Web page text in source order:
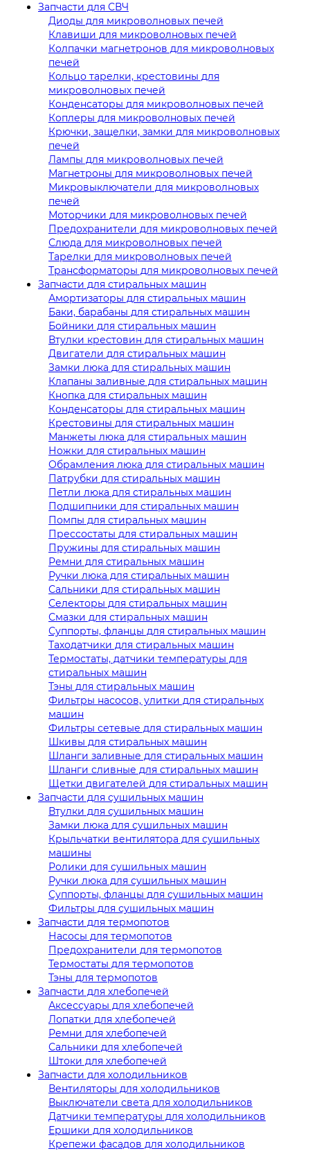
Запчасти для СВЧ
Диоды для микроволновых печей
Клавиши для микроволновых печей
Колпачки магнетронов для микроволновых
печей
Кольцо тарелки, крестовины для
микроволновых печей
Конденсаторы для микроволновых печей
Коплеры для микроволновых печей
Крючки, защелки, замки для микроволновых
печей
Лампы для микроволновых печей
Магнетроны для микроволновых печей
Микровыключатели для микроволновых
печей
Моторчики для микроволновых печей
Предохранители для микроволновых печей
Слюда для микроволновых печей
Тарелки для микроволновых печей
Трансформаторы для микроволновых печей
Запчасти для стиральных машин
Амортизаторы для стиральных машин
Баки, барабаны для стиральных машин
Бойники для стиральных машин
Втулки крестовин для стиральных машин
Двигатели для стиральных машин
Замки люка для стиральных машин
Клапаны заливные для стиральных машин
Кнопка для стиральных машин
Конденсаторы для стиральных машин
Крестовины для стиральных машин
Манжеты люка для стиральных машин
Ножки для стиральных машин
Обрамления люка для стиральных машин
Патрубки для стиральных машин
Петли люка для стиральных машин
Подшипники для стиральных машин
Помпы для стиральных машин
Прессостаты для стиральных машин
Пружины для стиральных машин
Ремни для стиральных машин
Ручки люка для стиральных машин
Сальники для стиральных машин
Селекторы для стиральных машин
Смазки для стиральных машин
Суппорты, фланцы для стиральных машин
Таходатчики для стиральных машин
Термостаты, датчики температуры для
стиральных машин
Тэны для стиральных машин
Фильтры насосов, улитки для стиральных
машин
Фильтры сетевые для стиральных машин
Шкивы для стиральных машин
Шланги заливные для стиральных машин
Шланги сливные для стиральных машин
Щетки двигателей для стиральных машин
Запчасти для сушильных машин
Втулки для сушильных машин
Замки люка для сушильных машин
Крыльчатки вентилятора для сушильных
машины
Ролики для сушильных машин
Ручки люка для сушильных машин
Суппорты, фланцы для сушильных машин
Фильтры для сушильных машин
Запчасти для термопотов
Насосы для термопотов
Предохранители для термопотов
Термостаты для термопотов
Тэны для термопотов
Запчасти для хлебопечей
Аксессуары для хлебопечей
Лопатки для хлебопечей
Ремни для хлебопечей
Сальники для хлебопечей
Штоки для хлебопечей
Запчасти для холодильников
Вентиляторы для холодильников
Выключатели света для холодильников
Датчики температуры для холодильников
Ершики для холодильников
Крепежи фасадов для холодильников